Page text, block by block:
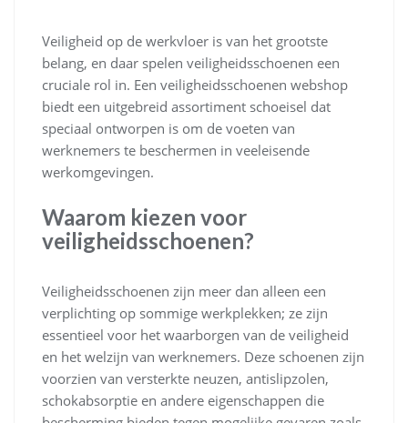
Veiligheid op de werkvloer is van het grootste
belang, en daar spelen veiligheidsschoenen een
cruciale rol in. Een veiligheidsschoenen webshop
biedt een uitgebreid assortiment schoeisel dat
speciaal ontworpen is om de voeten van
werknemers te beschermen in veeleisende
werkomgevingen.
Waarom kiezen voor
veiligheidsschoenen?
Veiligheidsschoenen zijn meer dan alleen een
verplichting op sommige werkplekken; ze zijn
essentieel voor het waarborgen van de veiligheid
en het welzijn van werknemers. Deze schoenen zijn
voorzien van versterkte neuzen, antislipzolen,
schokabsorptie en andere eigenschappen die